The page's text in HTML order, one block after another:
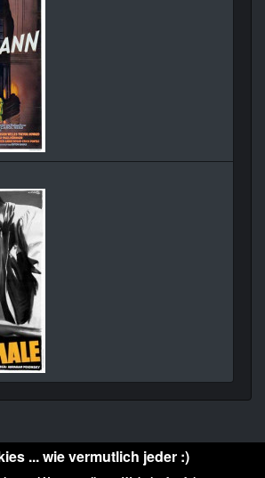
... wie vermutlich jeder :)